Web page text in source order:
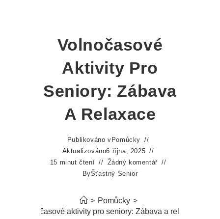
Volnočasové
Aktivity Pro
Seniory: Zábava
A Relaxace
Publikováno v Pomůcky
Aktualizováno6 října, 2025
15 minut čtení
Žádný komentář
ByŠťastný Senior
> Pomůcky >
Volnočasové aktivity pro seniory: Zábava a relaxace